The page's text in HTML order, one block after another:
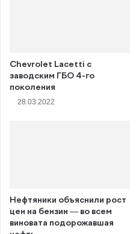
Chevrolet Lacetti с
заводским ГБО 4-го
поколения
28.03.2022
Нефтяники объяснили рост
цен на бензин — во всем
виновата подорожавшая